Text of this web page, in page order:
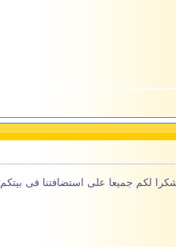
لكم جميعا على استضافتنا فى بيتكم